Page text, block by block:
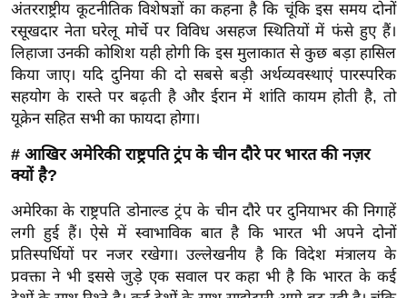
वु
ड
हॉ
ली
वु
फि
स
मी
क्षा
B
अंतरराष्ट्रीय कूटनीतिक विशेषज्ञों का कहना है कि चूंकि इस समय दोनों
रसूखदार नेता घरेलू मोर्चे पर विविध असहज स्थितियों में फंसे हुए हैं।
लिहाजा उनकी कोशिश यही होगी कि इस मुलाकात से कुछ बड़ा हासिल
किया जाए। यदि दुनिया की दो सबसे बड़ी अर्थव्यवस्थाएं पारस्परिक
सहयोग के रास्ते पर बढ़ती है और ईरान में शांति कायम होती है, तो
यूक्रेन सहित सभी का फायदा होगा।
# आखिर अमेरिकी राष्ट्रपति ट्रंप के चीन दौरे पर भारत की नज़र
क्यों है?
अमेरिका के राष्ट्रपति डोनाल्ड ट्रंप के चीन दौरे पर दुनियाभर की निगाहें
लगी हुई हैं। ऐसे में स्वाभाविक बात है कि भारत भी अपने दोनों
प्रतिस्पर्धियों पर नजर रखेगा। उल्लेखनीय है कि विदेश मंत्रालय के
प्रवक्ता ने भी इससे जुड़े एक सवाल पर कहा भी है कि भारत के कई